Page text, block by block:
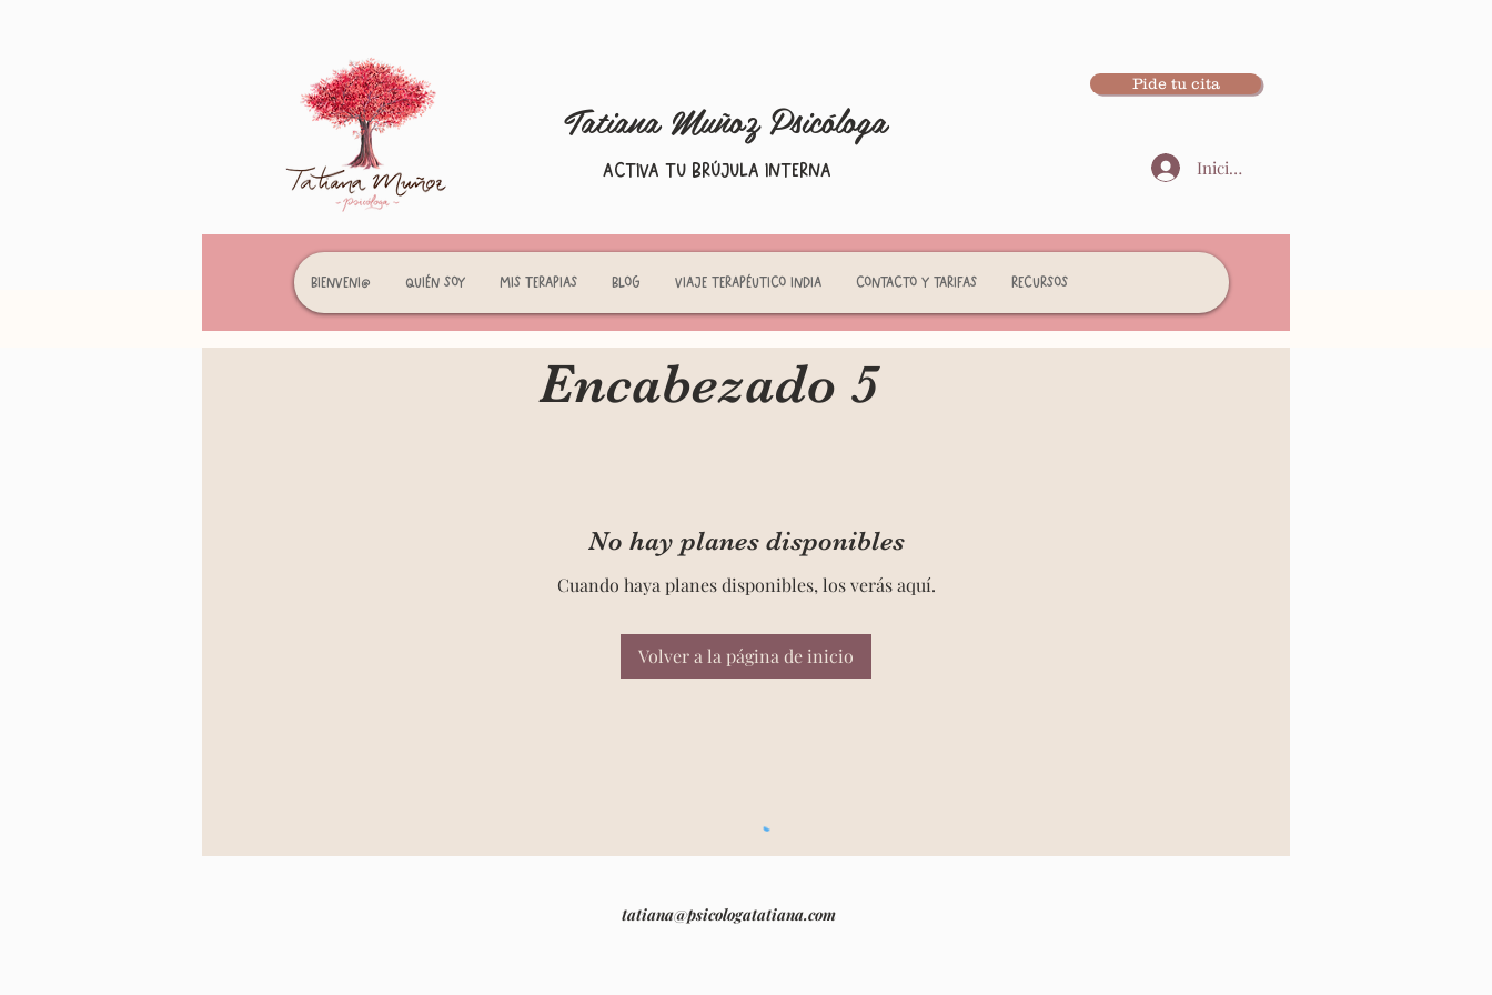
Tatiana Muñoz Psicóloga
Activa tu brújula interna
Pide tu cita
Iniciar sesión
Bienveni@ Quién soy Mis terapias Blog Viaje terapéutico India Contacto y tarifas Recursos
No hay planes disponibles
Cuando haya planes disponibles, los verás aquí.
Volver a la página de inicio
Encabezado 5
tatiana@psicologatatiana.com